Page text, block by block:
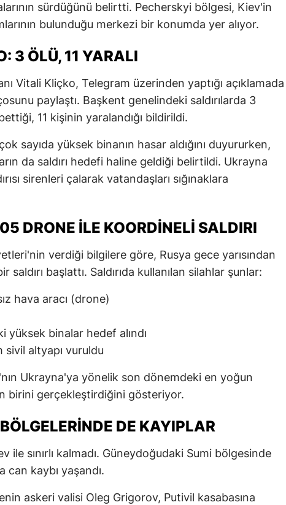
sürdüğünü belirtti. Pecherskyi bölgesi, Kiev'in
bulunduğu merkezi bir konumda yer alıyor.
3 ÖLÜ, 11 YARALI
Vitali Kliçko, Telegram üzerinden yaptığı açıklamada
paylaştı. Başkent genelindeki saldırılarda 3
11 kişinin yaralandığı bildirildi.
sayıda yüksek binanın hasar aldığını duyururken,
da saldırı hedefi haline geldiği belirtildi. Ukrayna
sirenleri çalarak vatandaşları sığınaklara
DRONE ILE KOORDINELI SALDIRI
verdiği bilgilere göre, Rusya gece yarısından
başlattı. Saldırıda kullanılan silahlar şunlar:
hava aracı (drone)
yüksek binalar hedef alındı
sivil altyapı vuruldu
Ukrayna'ya yönelik son dönemdeki en yoğun
birini gerçekleştirdiğini gösteriyor.
DE KAYIPLAR
ile sınırlı kalmadı. Güneydoğudaki Sumi bölgesinde
can kaybı yaşandı.
askeri valisi Oleg Grigorov, Putivil kasabasına